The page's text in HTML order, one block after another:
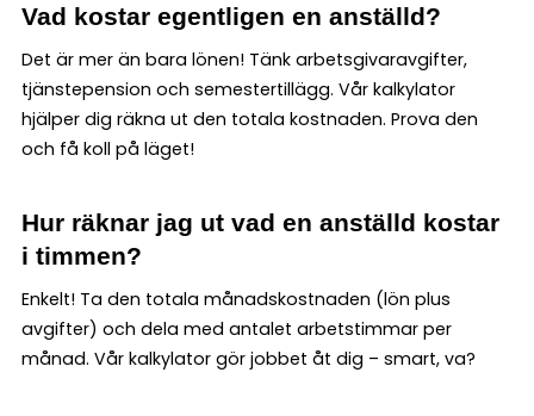
Vad kostar egentligen en anställd?
Det är mer än bara lönen! Tänk arbetsgivaravgifter,
tjänstepension och semestertillägg. Vår kalkylator
hjälper dig räkna ut den totala kostnaden. Prova den
och få koll på läget!
Hur räknar jag ut vad en anställd kostar
i timmen?
Enkelt! Ta den totala månadskostnaden (lön plus
avgifter) och dela med antalet arbetstimmar per
månad. Vår kalkylator gör jobbet åt dig – smart, va?